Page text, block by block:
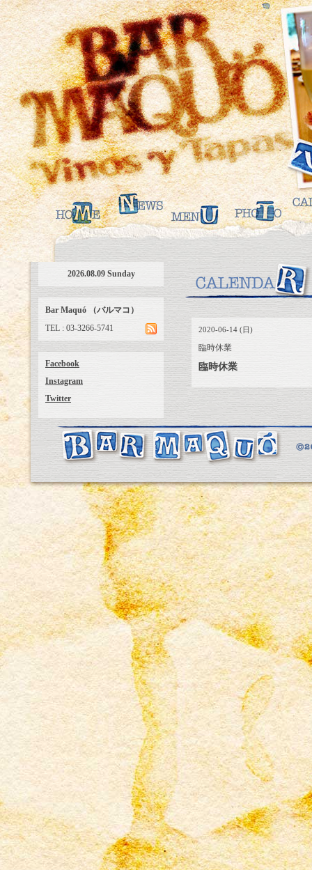
2020-06-14 (日)
臨時休業
臨時休業
2026.08.09 Sunday
Bar Maquó （バルマコ）
TEL : 03-3266-5741
Facebook
Instagram
Twitter